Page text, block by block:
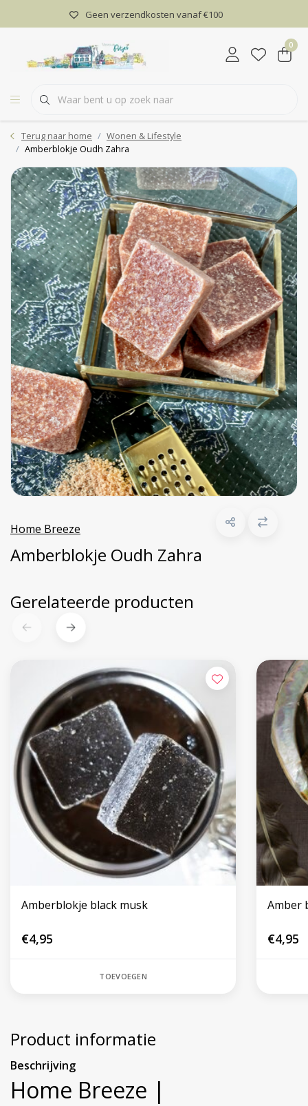
Geen verzendkosten vanaf €100
0
Terug naar home
Wonen & Lifestyle
Amberblokje Oudh Zahra
Home Breeze
Amberblokje Oudh Zahra
Gerelateerde producten
Amberblokje black musk
€4,95
TOEVOEGEN
Amber
€4,95
Product informatie
Beschrijving
Home Breeze |